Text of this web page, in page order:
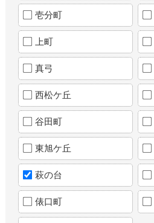
壱分町
上町
真弓
西松ケ丘
谷田町
東旭ケ丘
萩の台
俵口町